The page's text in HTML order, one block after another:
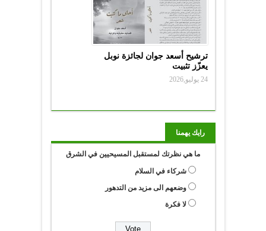
ترشيح أسعد جوان لجائزة نوبل
يعزّز تثبيت
24 يوليو,2026
رايك يهمنا
ما هي نظرتك لمستقبل المسيحيين في الشرق
شركاء في السلام
وضعهم الى مزيد من التدهور
لا فكرة